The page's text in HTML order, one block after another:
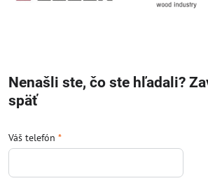
Nenašli ste, čo ste hľadali?
späť
Váš telefón *